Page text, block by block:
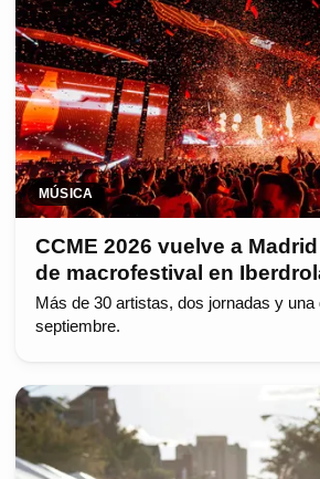
MÚSICA
CCME 2026 vuelve a
de macrofestival en
Más de 30 artistas, dos jornadas y una
septiembre.